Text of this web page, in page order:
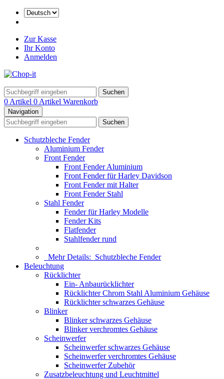
Zur Kasse
Ihr Konto
Anmelden
Suchen
0 Artikel 0 Artikel Warenkorb
Navigation
Suchen
Schutzbleche Fender
Aluminium Fender
Front Fender
Front Fender Aluminium
Front Fender für Harley Davidson
Front Fender mit Halter
Front Fender Stahl
Stahl Fender
Fender für Harley Modelle
Fender Kits
Flatfender
Stahlfender rund
Mehr Details: Schutzbleche Fender
Beleuchtung
Rücklichter
Ein- Anbaurücklichter
Rücklichter Chrom Stahl Aluminium Gehäuse
Rücklichter schwarzes Gehäuse
Blinker
Blinker schwarzes Gehäuse
Blinker verchromtes Gehäuse
Scheinwerfer
Scheinwerfer schwarzes Gehäuse
Scheinwerfer verchromtes Gehäuse
Scheinwerfer Zubehör
Zusatzbeleuchtung und Leuchtmittel